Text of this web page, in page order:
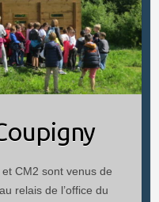
CM2 sont venus de
relais de l’office du